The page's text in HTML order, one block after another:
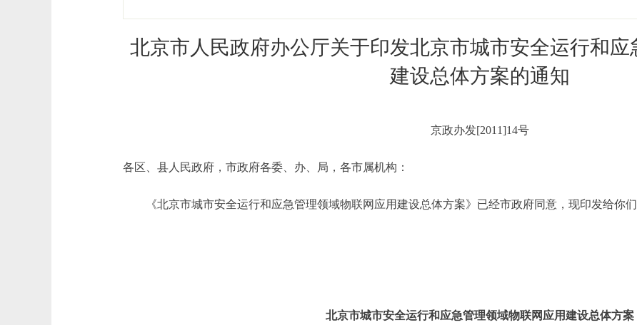
北京市人民政府办公厅关于印发北京市城市安全运行和应
建设总体方案的通知
京政办发[2011]14号
各区、县人民政府，市政府各委、办、局，各市属机构：
《北京市城市安全运行和应急管理领域物联网应用建设总体方案》已经市政府同意，现印发给你们
北京市城市安全运行和应急管理领域物联网应用建设总体方案